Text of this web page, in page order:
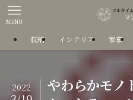
MENU
収納 インテリア 家事
やわらかモノ
2022